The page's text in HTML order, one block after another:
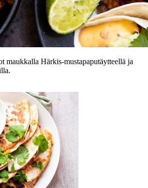
maukkalla Härkis-mustapaputäytteellä ja